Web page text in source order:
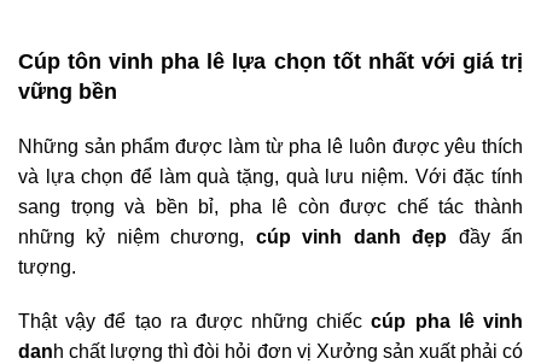
Cúp tôn vinh pha lê lựa chọn tốt nhất với giá trị
vững bền
Những sản phẩm được làm từ pha lê luôn được yêu thích
và lựa chọn để làm quà tặng, quà lưu niệm. Với đặc tính
sang trọng và bền bỉ, pha lê còn được chế tác thành
những kỷ niệm chương, cúp vinh danh đẹp đầy ấn
tượng.
Thật vậy để tạo ra được những chiếccúp pha lêvinh
danh chất lượng thì đòi hỏi đơn vị Xưởng sản xuất phải có